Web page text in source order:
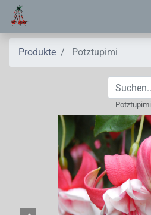
Produkte Potztupimi
Potztupimi